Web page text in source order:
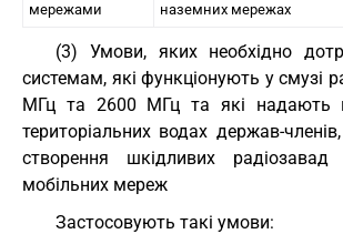
мережами
наземних мережах
(3) Умови, яких необхідно
системам, які функціонують у смузі
МГц та 2600 МГц та які надають
територіальних водах держав-
створення шкідливих
мобільних мереж
Застосовують такі умови: